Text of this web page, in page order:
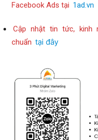
Facebook Ads tại 1ad.vn
Cập nhật tin tức, kinh
chuẩn tại đây